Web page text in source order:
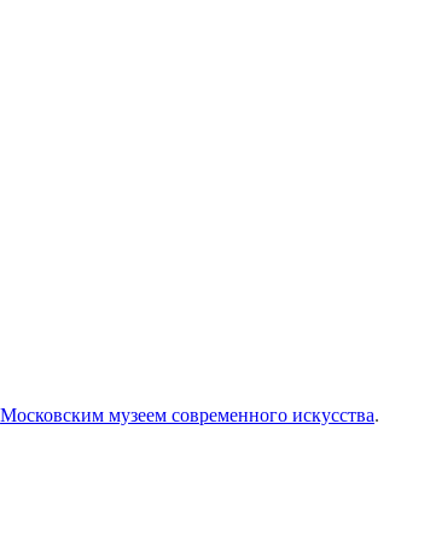
Московским музеем современного искусства.